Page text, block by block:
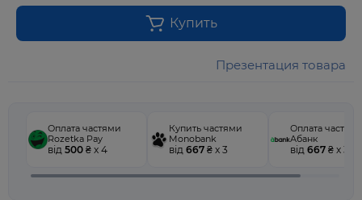
Купить
Презентация товара
Оплата частями
Rozetka Pay
від 500 ₴ x 4
Купить частями
Monobank
від 667 ₴ x 3
Оплата
Абанк
від 667 ₴ x 3